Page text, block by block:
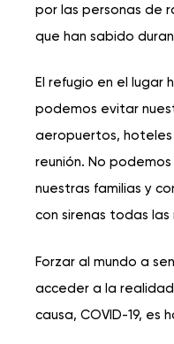
por las personas de
que han sabido
El refugio en el lugar
podemos evitar
aeropuertos,
reunión. No
nuestras familias y
con sirenas todas
Forzar al mundo a
acceder a la
causa, COVID-19, es